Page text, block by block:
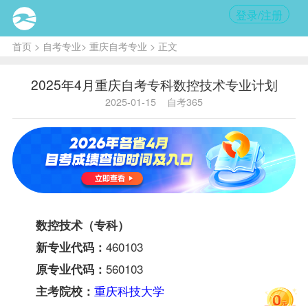
登录/注册
首页> 自考专业> 重庆自考专业 > 正文
2025年4月重庆自考专科数控技术专业计划
2025-01-15 自考365
数控技术（专科）
新专业代码： 460103
原专业代码： 560103
主考院校： 重庆科技大学